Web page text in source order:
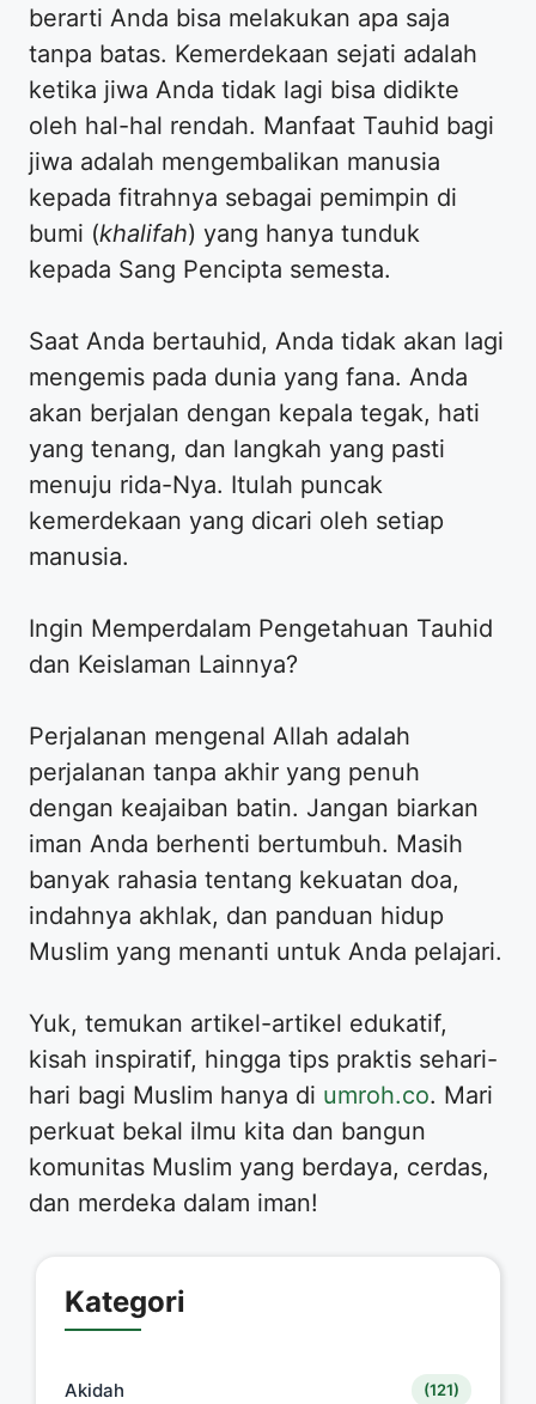
berarti Anda bisa melakukan apa saja
tanpa batas. Kemerdekaan sejati adalah
ketika jiwa Anda tidak lagi bisa didikte
oleh hal-hal rendah. Manfaat Tauhid bagi
jiwa adalah mengembalikan manusia
kepada fitrahnya sebagai pemimpin di
bumi (khalifah) yang hanya tunduk
kepada Sang Pencipta semesta.
Saat Anda bertauhid, Anda tidak akan lagi
mengemis pada dunia yang fana. Anda
akan berjalan dengan kepala tegak, hati
yang tenang, dan langkah yang pasti
menuju rida-Nya. Itulah puncak
kemerdekaan yang dicari oleh setiap
manusia.
Ingin Memperdalam Pengetahuan Tauhid
dan Keislaman Lainnya?
Perjalanan mengenal Allah adalah
perjalanan tanpa akhir yang penuh
dengan keajaiban batin. Jangan biarkan
iman Anda berhenti bertumbuh. Masih
banyak rahasia tentang kekuatan doa,
indahnya akhlak, dan panduan hidup
Muslim yang menanti untuk Anda pelajari.
Yuk, temukan artikel-artikel edukatif,
kisah inspiratif, hingga tips praktis sehari-
hari bagi Muslim hanya di umroh.co. Mari
perkuat bekal ilmu kita dan bangun
komunitas Muslim yang berdaya, cerdas,
dan merdeka dalam iman!
Kategori
Akidah (121)